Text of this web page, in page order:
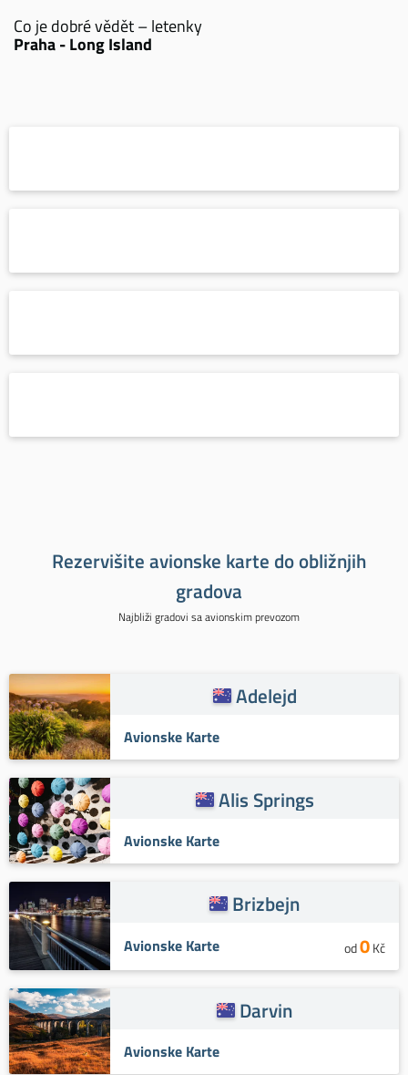
Co je dobré vědět – letenky
Praha - Long Island
Rezervišite avionske karte do obližnjih
gradova
Najbliži gradovi sa avionskim prevozom
Adelejd
Avionske Karte
Alis Springs
Avionske Karte
Brizbejn
Avionske Karte od0Kč
Darvin
Avionske Karte